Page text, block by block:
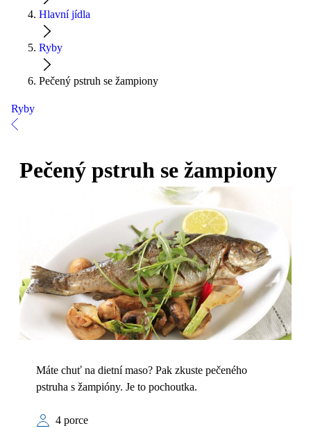
Hlavní jídla
Ryby
Pečený pstruh se žampiony
Ryby
Pečený pstruh se žampiony
Máte chuť na dietní maso? Pak zkuste pečeného
pstruha s žampióny. Je to pochoutka.
4 porce